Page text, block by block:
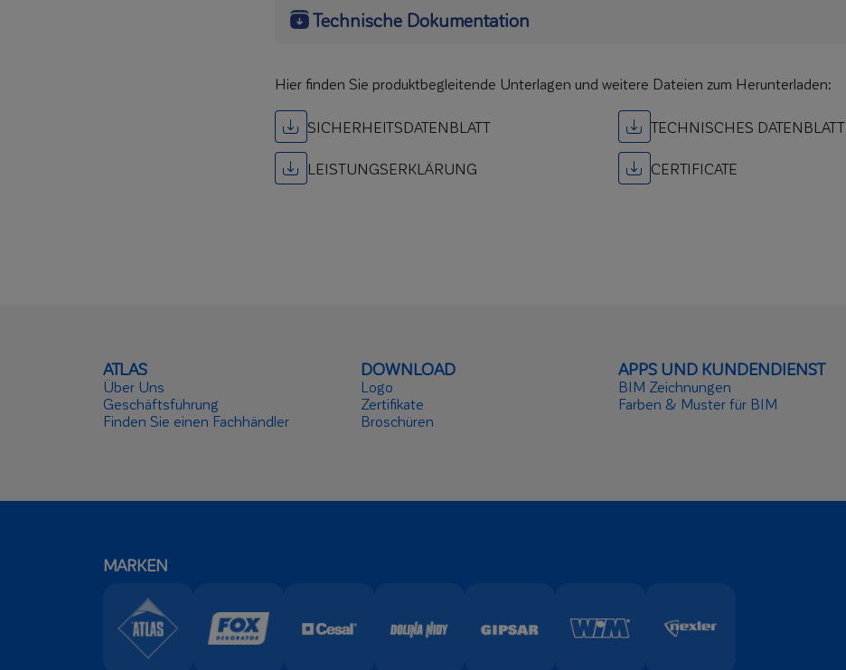
Technische Dokumentation
Hier finden Sie produktbegleitende Unterlagen und weitere Dateien zum Herunterladen:
SICHERHEITSDATENBLATT TECHNISCHES DATENBLATT
LEISTUNGSERKLÄRUNG CERTIFICATE
ATLAS
Über Uns
Geschäftsführung
Finden Sie einen Fachhändler
DOWNLOAD
Logo
Zertifikate
Broschüren
APPS UND KUNDENDIENST
BIM Zeichnungen
Farben & Muster für BIM
MARKEN